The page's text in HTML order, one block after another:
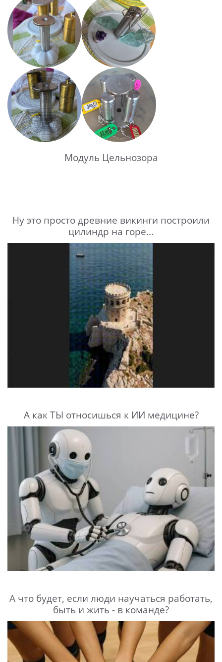
Модуль Цельнозора
Ну это просто древние викинги построили
цилиндр на горе...
А как ТЫ относишься к ИИ медицине?
А что будет, если люди научаться работать,
быть и жить - в команде?